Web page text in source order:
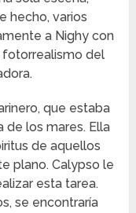
hecho, varios
a Nighy con
fotorrealismo del
que estaba
de los mares. Ella
de aquellos
plano. Calypso le
esta tarea.
se encontraría